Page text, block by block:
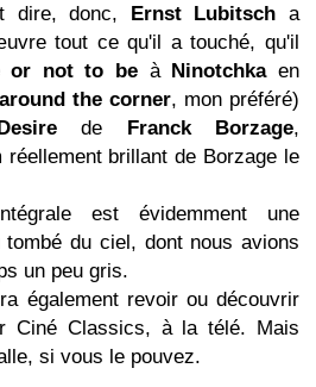
dire, donc, Ernst Lubitsch a
tout ce qu'il a touché, qu'il
or not to be à Ninotchka en
the corner, mon préféré)
de Franck Borzage,
brillant de Borzage le
est évidemment une
tombé du ciel, dont nous avions
un peu gris.
également revoir ou découvrir
Ciné Classics, à la télé. Mais
si vous le pouvez.